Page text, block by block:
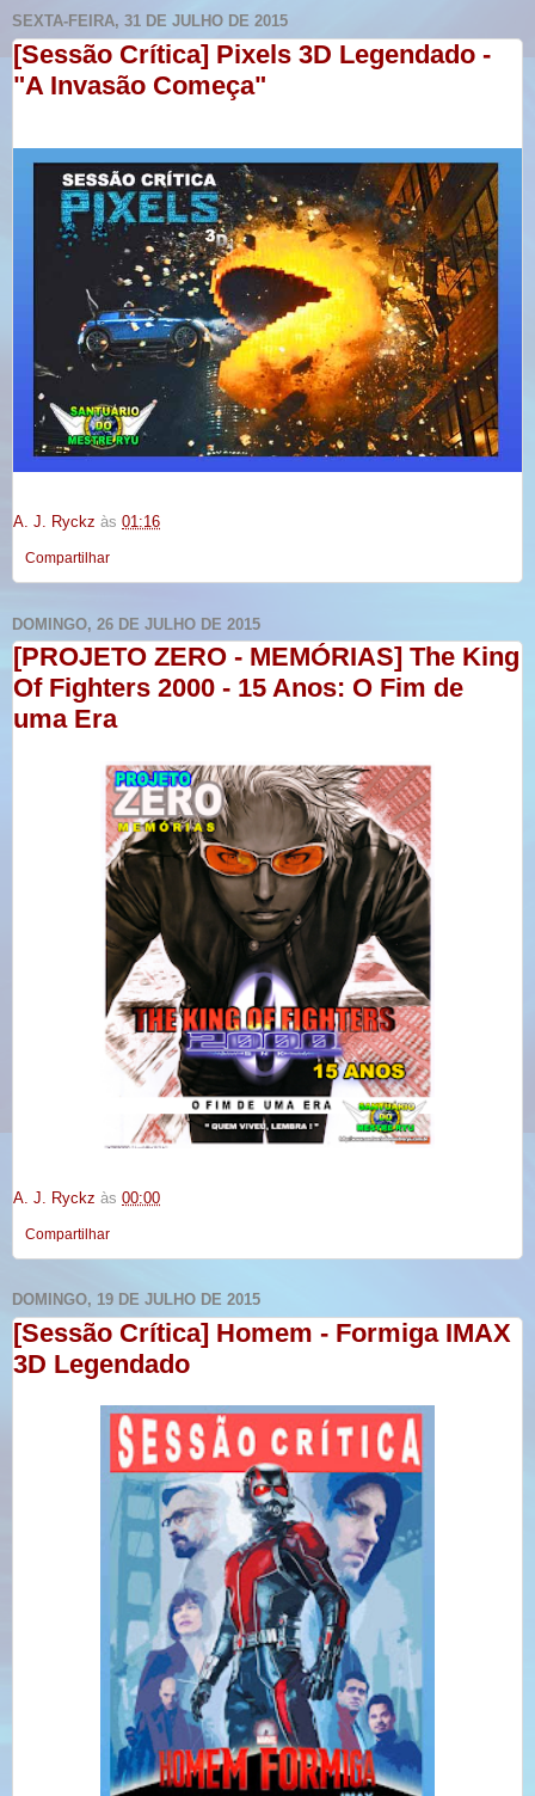
SEXTA-FEIRA, 31 DE JULHO DE 2015
[Sessão Crítica] Pixels 3D Legendado -
"A Invasão Começa"
A. J. Ryckz às 01:16
Compartilhar
DOMINGO, 26 DE JULHO DE 2015
[PROJETO ZERO - MEMÓRIAS] The King
Of Fighters 2000 - 15 Anos: O Fim de
uma Era
A. J. Ryckz às 00:00
Compartilhar
DOMINGO, 19 DE JULHO DE 2015
[Sessão Crítica] Homem - Formiga IMAX
3D Legendado